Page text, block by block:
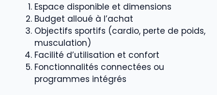
Espace disponible et dimensions
Budget alloué à l’achat
Objectifs sportifs (cardio, perte de poids,
musculation)
Facilité d’utilisation et confort
Fonctionnalités connectées ou
programmes intégrés